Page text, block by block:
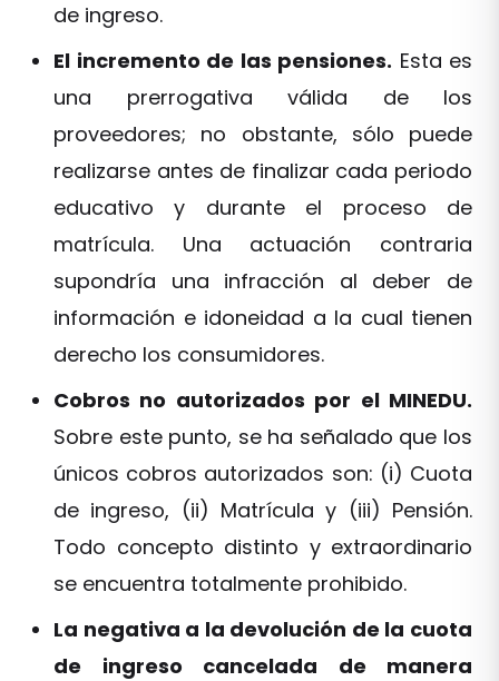
de ingreso.
El incremento de las pensiones. Esta es
una prerrogativa válida de los
proveedores; no obstante, sólo puede
realizarse antes de finalizar cada periodo
educativo y durante el proceso de
matrícula. Una actuación contraria
supondría una infracción al deber de
información e idoneidad a la cual tienen
derecho los consumidores.
Cobros no autorizados por el MINEDU.
Sobre este punto, se ha señalado que los
únicos cobros autorizados son: (i) Cuota
de ingreso, (ii) Matrícula y (iii) Pensión.
Todo concepto distinto y extraordinario
se encuentra totalmente prohibido.
La negativa a la devolución de la cuota
de ingreso cancelada de manera